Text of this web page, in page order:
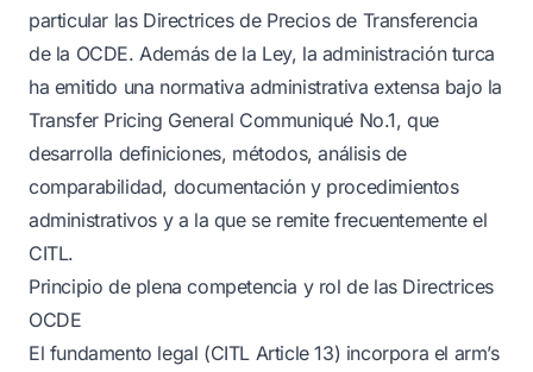
particular las Directrices de Precios de Transferencia
de la OCDE. Además de la Ley, la administración turca
ha emitido una normativa administrativa extensa bajo la
Transfer Pricing General Communiqué No.1, que
desarrolla definiciones, métodos, análisis de
comparabilidad, documentación y procedimientos
administrativos y a la que se remite frecuentemente el
CITL.
Principio de plena competencia y rol de las Directrices
OCDE
El fundamento legal (CITL Article 13) incorpora el arm’s